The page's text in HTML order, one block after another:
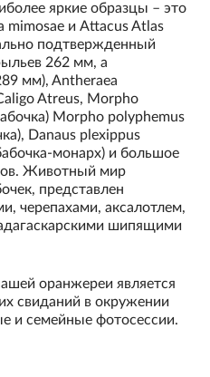
яркие образцы – это
mimosae и Attacus Atlas
подтвержденный
262 мм, а
мм), Antheraea
Atreus, Morpho
Morpho polyphemus
Danaus plexippus
монарх) и большое
Животный мир
представлен
черепахами, аксалотлем,
шипящими
оранжереи является
свиданий в окружении
и семейные фотосессии.